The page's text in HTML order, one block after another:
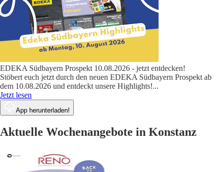
EDEKA Südbayern Prospekt 10.08.2026 - jetzt entdecken!
Stöbert euch jetzt durch den neuen EDEKA Südbayern Prospekt ab
dem 10.08.2026 und entdeckt unsere Highlights!...
Jetzt lesen
App herunterladen!
Aktuelle Wochenangebote in Konstanz